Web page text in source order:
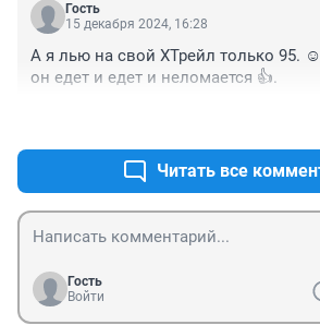
Гость
15 декабря 2024, 16:28
А я лью на свой ХТрейл только 95.
он едет и едет и неломается 👍.
Читать все
Гость
Войти